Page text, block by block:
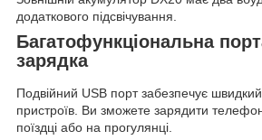
додаткового підсвічування.
Багатофункціональна
зарядка
Подвійний USB порт забезпечує
пристроїв. Ви зможете зарядити
поїздці або на прогулянці.